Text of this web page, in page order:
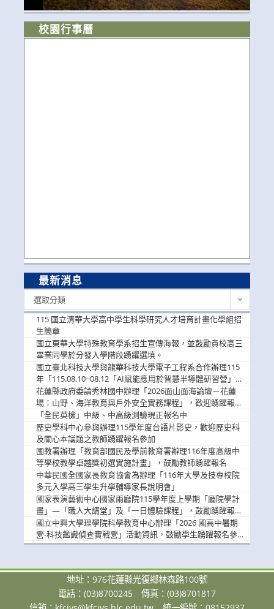
校園行事曆
最新消息
選取分類
115 國立清華大學高中學生科學研究人才培育計畫化學組招
生簡章
國立東華大學特殊教育學系招生宣傳海報，並鼓勵貴校高三
畢業同學於分發入學階段踴躍選填。
國立臺北科技大學與龍華科技大學電子工程系合作辦理115
年「115.08.10~08.12「AI賦能應用於智慧半導體研習營」，
歡迎學生踴躍報名參加
花蓮縣政府委請秀林國中辦理「2026面山面海論壇－花蓮
場：山野、海洋教育與戶外安全實務課程」，歡迎踴躍報名
參加
「全民英檢」中級、中高級測驗現正報名中
歷史學科中心參與辦理115學年度台語片影史，歡迎歷史科
及關心本議題之教師踴躍報名參加
國教署辦理「教育部國民及學前教育署辦理116年度高級中
等學校教學卓越獎初選實施計畫」，鼓勵教師踴躍報名
中華民國全國家長教育協會為辦理「116年大學及技專校院
多元入學高三學生升學輔導家長說明會」
國家表演藝術中心國家兩廳院115學年度上學期「廳院學計
畫」—「職人大講堂」及「一日體驗課程」，鼓勵踴躍報名
參與。
國立中興大學理學院科學教育中心辦理「2026 國高中暑期
營-科技鑑識偵查實戰營」活動資訊，鼓勵學生踴躍報名參
加。
地址：976花蓮縣光復鄉林森路100號
電話：(03)8700245
傳真：(03)8701817